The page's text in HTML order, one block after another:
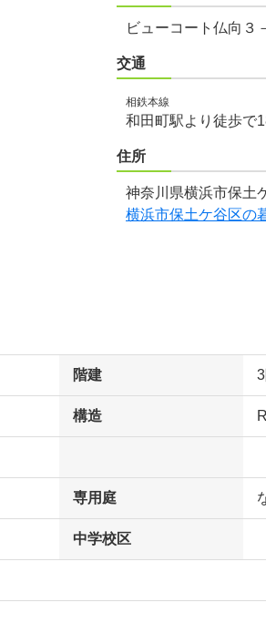
ビューコート仏向３
交通
相鉄本線
和田町駅より徒歩で
住所
神奈川県横浜市保土
横浜市保土ケ谷区の
階建
構造
専用庭
中学校区